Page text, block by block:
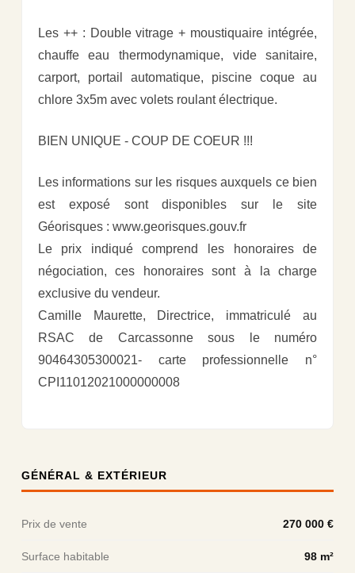
Les ++ : Double vitrage + moustiquaire intégrée,
chauffe eau thermodynamique, vide sanitaire,
carport, portail automatique, piscine coque au
chlore 3x5m avec volets roulant électrique.
BIEN UNIQUE - COUP DE COEUR !!!
Les informations sur les risques auxquels ce bien
est exposé sont disponibles sur le site
Géorisques : www.georisques.gouv.fr
Le prix indiqué comprend les honoraires de
négociation, ces honoraires sont à la charge
exclusive du vendeur.
Camille Maurette, Directrice, immatriculé au
RSAC de Carcassonne sous le numéro
90464305300021- carte professionnelle n°
CPI11012021000000008
GÉNÉRAL & EXTÉRIEUR
Prix de vente 270 000 €
Surface habitable 98 m²